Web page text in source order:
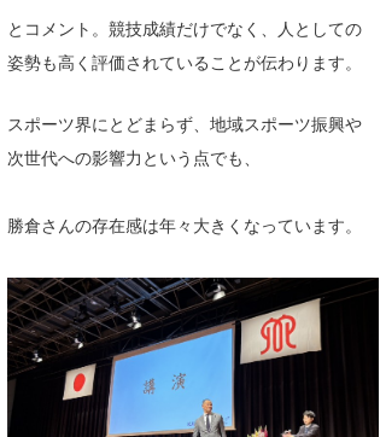
とコメント。競技成績だけでなく、人としての
姿勢も高く評価されていることが伝わります。
スポーツ界にとどまらず、地域スポーツ振興や
次世代への影響力という点でも、
勝倉さんの存在感は年々大きくなっています。
唐澤予報士
SancheZ
ゴン
wanda
予報士 hiro.
banpaku
Mr.K
chappy